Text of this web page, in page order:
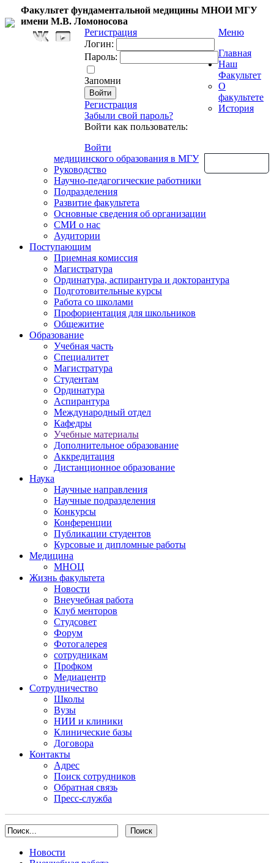
Факультет фундаментальной медицины МНОИ МГУ
имени М.В. Ломоносова
Регистрация
Логин:
Пароль:
Запомни
Регистрация
Забыли свой пароль?
Войти как пользователь:
Войти
Меню
Главная
Наш
Факультет
О
факультете
История
медицинского образования в МГУ
Руководство
Научно-педагогические работники
Подразделения
Развитие факультета
Основные сведения об организации
СМИ о нас
Аудитории
Поступающим
Приемная комиссия
Магистратура
Ординатура, аспирантура и докторантура
Подготовительные курсы
Работа со школами
Профориентация для школьников
Общежитие
Образование
Учебная часть
Специалитет
Магистратура
Студентам
Ординатура
Аспирантура
Международный отдел
Кафедры
Учебные материалы
Дополнительное образование
Аккредитация
Дистанционное образование
Наука
Научные направления
Научные подразделения
Конкурсы
Конференции
Публикации студентов
Курсовые и дипломные работы
Медицина
МНОЦ
Жизнь факультета
Новости
Внеучебная работа
Клуб менторов
Студсовет
Форум
Фотогалерея
сотрудникам
Профком
Медиацентр
Сотрудничество
Школы
Вузы
НИИ и клиники
Клинические базы
Договора
Контакты
Адрес
Поиск сотрудников
Обратная связь
Пресс-служба
Новости